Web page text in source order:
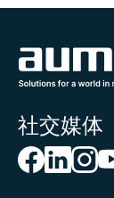
实
建议
根
社交媒体